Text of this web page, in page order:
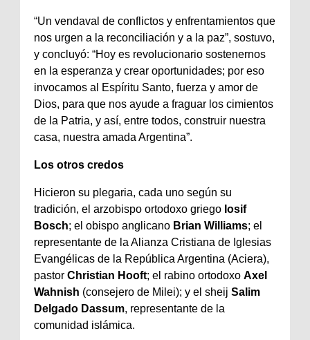
“Un vendaval de conflictos y enfrentamientos que
nos urgen a la reconciliación y a la paz”, sostuvo,
y concluyó: “Hoy es revolucionario sostenernos
en la esperanza y crear oportunidades; por eso
invocamos al Espíritu Santo, fuerza y amor de
Dios, para que nos ayude a fraguar los cimientos
de la Patria, y así, entre todos, construir nuestra
casa, nuestra amada Argentina”.
Los otros credos
Hicieron su plegaria, cada uno según su
tradición, el arzobispo ortodoxo griego Iosif
Bosch; el obispo anglicano Brian Williams; el
representante de la Alianza Cristiana de Iglesias
Evangélicas de la República Argentina (Aciera),
pastor Christian Hooft; el rabino ortodoxo Axel
Wahnish (consejero de Milei); y el sheij Salim
Delgado Dassum, representante de la
comunidad islámica.